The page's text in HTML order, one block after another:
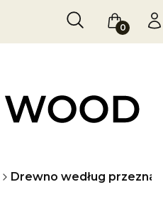
Otwórz
Szukaj Koszyk
Drewno według